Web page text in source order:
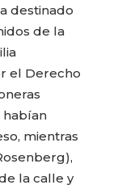
destinado
de la
el Derecho
habían
mientras
la calle y